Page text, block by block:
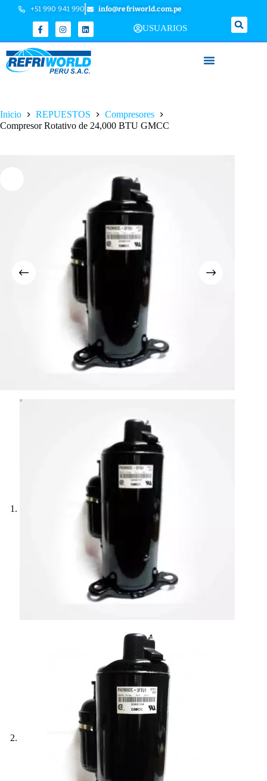
+51 990 941 990 info@refriworld.com.pe
USUARIOS
Inicio REPUESTOS
Compresores
Compresor Rotativo de 24,000 BTU GMCC